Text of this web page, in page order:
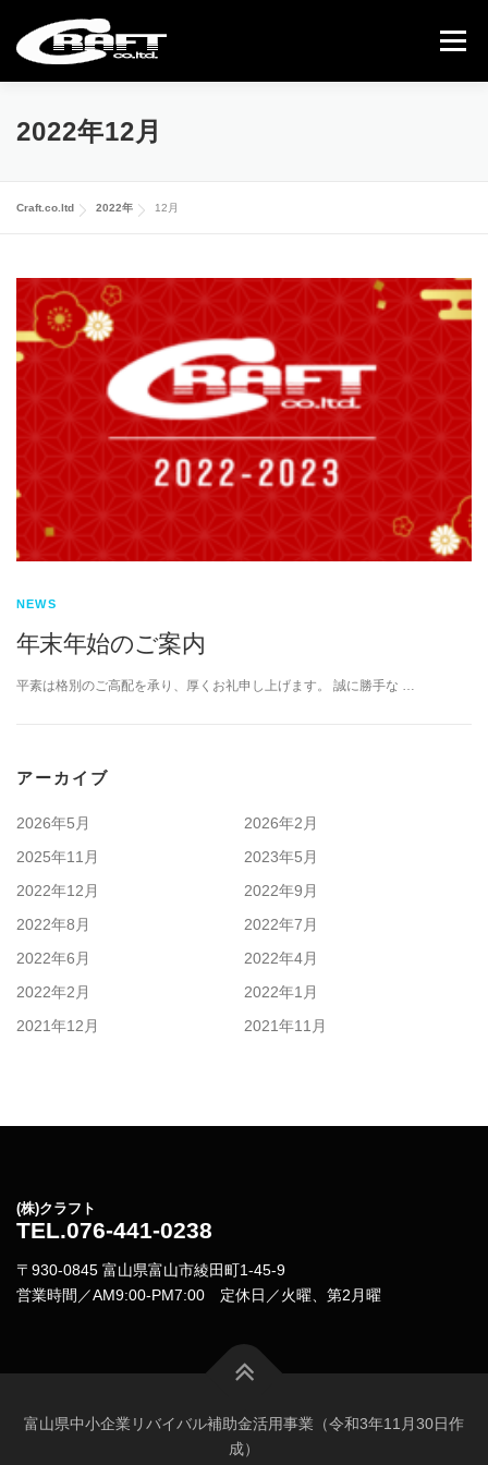
メニュー
COMPLETE CAR
ABOUT US CONTACT
2022年12月
Craft.co.ltd 2022年 12月
NEWS
年末年始のご案内
平素は格別のご高配を承り、厚くお礼申し上げます。 誠に勝手な …
アーカイブ
2026年5月
2026年2月
2025年11月
2023年5月
2022年12月
2022年9月
2022年8月
2022年7月
2022年6月
2022年4月
2022年2月
2022年1月
2021年12月
2021年11月
(株)クラフト
TEL.076-441-0238
〒930-0845 富山県富山市綾田町1-45-9
営業時間／AM9:00-PM7:00 定休日／火曜、第2月曜
富山県中小企業リバイバル補助金活用事業（令和3年11月30日作
成）